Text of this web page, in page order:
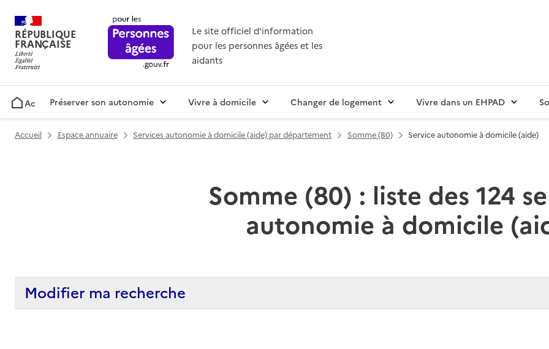
RÉPUBLIQUE
FRANÇAISE
Le site officiel d'information
pour les personnes âgées et les
aidants
AccueilPréserver son autonomie Vivre à domicile Changer de logement Vivre dans un EHPAD
Accueil Espace annuaire Services autonomie à domicile (aide) par département Somme (80) Service autonomie à domicile (aide)
Somme (80) : liste des 124
autonomie à domicile
Modifier ma recherche